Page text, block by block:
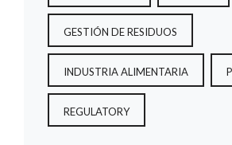
GESTIÓN DE RESIDUOS
INDUSTRIA ALIMENTARIA
REGULATORY